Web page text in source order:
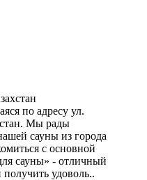
по адресу ул.
Мы рады
сауны из города
с основной
сауны» - отличный
получить удоволь..